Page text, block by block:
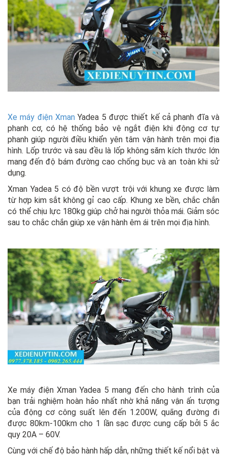
Xe máy điện Xman Yadea 5 được thiết kế cả phanh đĩa và
phanh cơ, có hệ thống bảo vệ ngắt điện khi động cơ tự
phanh giúp người điều khiển yên tâm vận hành trên mọi địa
hình. Lốp trước và sau đều là lốp không săm kích thước lớn
mang đến độ bám đường cao chống bục và an toàn khi sử
dụng.
Xman Yadea 5 có độ bền vượt trội với khung xe được làm
từ hợp kim sắt không gỉ cao cấp. Khung xe bền, chắc chắn
có thể chịu lực 180kg giúp chở hai người thỏa mái. Giảm sóc
sau to chắc chắn giúp xe vận hành êm ái trên mọi địa hình.
Xe máy điện Xman Yadea 5 mang đến cho hành trình của
bạn trải nghiệm hoàn hảo nhất nhờ khả năng vận ấn tượng
của động cơ công suất lên đến 1.200W, quãng đường đi
được 80km-100km cho 1 lần sạc được cung cấp bởi 5 ắc
quy 20A – 60V.
Cùng với chế độ bảo hành hấp dẫn, những thiết kế nổi bật và